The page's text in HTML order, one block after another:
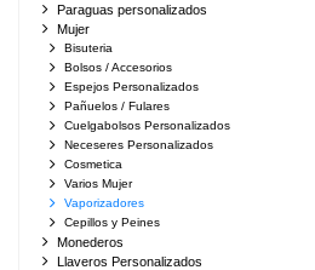
Paraguas personalizados
Mujer
Bisuteria
Bolsos / Accesorios
Espejos Personalizados
Pañuelos / Fulares
Cuelgabolsos Personalizados
Neceseres Personalizados
Cosmetica
Varios Mujer
Vaporizadores
Cepillos y Peines
Monederos
Llaveros Personalizados